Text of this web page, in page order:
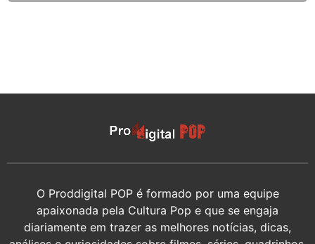
O Proddigital POP é formado por uma equipe
apaixonada pela Cultura Pop e que se engaja
diariamente em trazer as melhores notícias, dicas,